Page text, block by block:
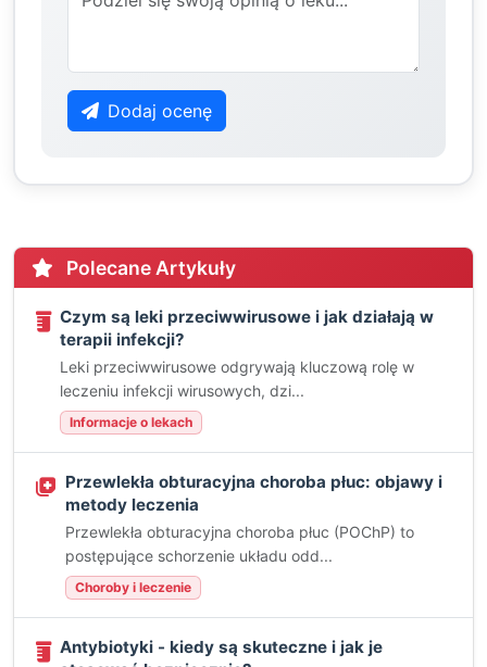
Dodaj ocenę
Polecane Artykuły
Czym są leki przeciwwirusowe i jak działają w
terapii infekcji?
Leki przeciwwirusowe odgrywają kluczową rolę w
leczeniu infekcji wirusowych, dzi...
Informacje o lekach
Przewlekła obturacyjna choroba płuc: objawy i
metody leczenia
Przewlekła obturacyjna choroba płuc (POChP) to
postępujące schorzenie układu odd...
Choroby i leczenie
Antybiotyki - kiedy są skuteczne i jak je